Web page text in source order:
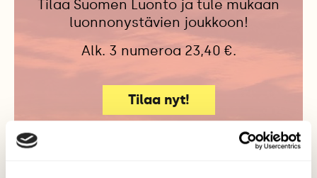
Tilaa Suomen Luonto ja tule mukaan
luonnonystävien joukkoon!
Alk. 3 numeroa 23,40 €.
Tilaa nyt!